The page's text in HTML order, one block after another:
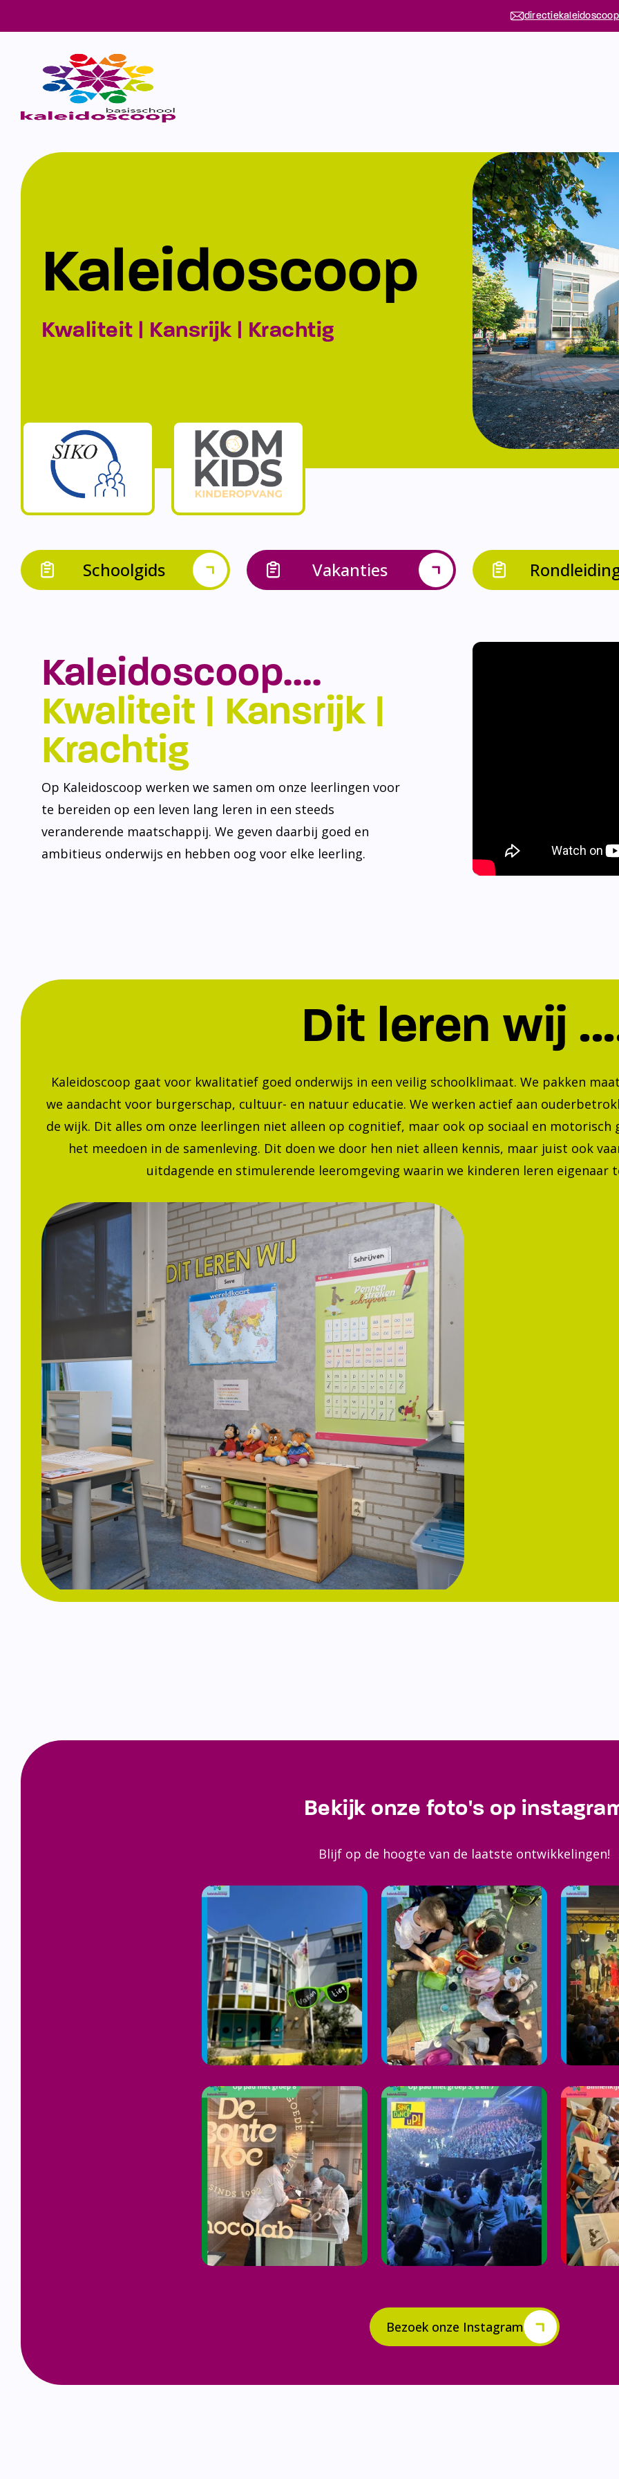
Kaleidoscoop
Kwaliteit | Kansrijk | Krachtig
Schoolgids Vakanties
Kaleidoscoop….
Kwaliteit | Kansrijk |
Krachtig
Op Kaleidoscoop werken we samen om onze leerlingen voor
te bereiden op een leven lang leren in een steeds
veranderende maatschappij. We geven daarbij goed en
ambitieus onderwijs en hebben oog voor elke leerling.
Dit leren wij
Kaleidoscoop gaat voor kwalitatief goed onderwijs in een veilig schoolklimaat. We pakken
we aandacht voor burgerschap, cultuur- en natuur educatie. We werken actief aan
de wijk. Dit alles om onze leerlingen niet alleen op cognitief, maar ook op sociaal en
het meedoen in de samenleving. Dit doen we door hen niet alleen kennis, maar juist ook
uitdagende en stimulerende leeromgeving waarin we kinderen leren eigenaar
Bekijk onze foto's op
Blijf op de hoogte van de laatste ontwikkelingen!
Bezoek onze Instagram